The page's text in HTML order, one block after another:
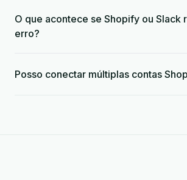
O que acontece se Shopify ou Slack
erro?
Posso conectar múltiplas contas